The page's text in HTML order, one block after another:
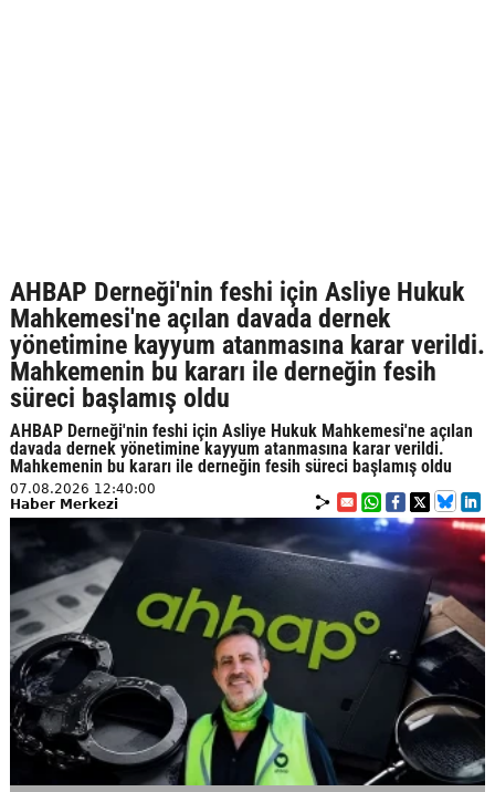
AHBAP Derneği'nin feshi için Asliye Hukuk
Mahkemesi'ne açılan davada dernek
yönetimine kayyum atanmasına karar verildi.
Mahkemenin bu kararı ile derneğin fesih
süreci başlamış oldu
AHBAP Derneği'nin feshi için Asliye Hukuk Mahkemesi'ne açılan
davada dernek yönetimine kayyum atanmasına karar verildi.
Mahkemenin bu kararı ile derneğin fesih süreci başlamış oldu
07.08.2026 12:40:00
Haber Merkezi